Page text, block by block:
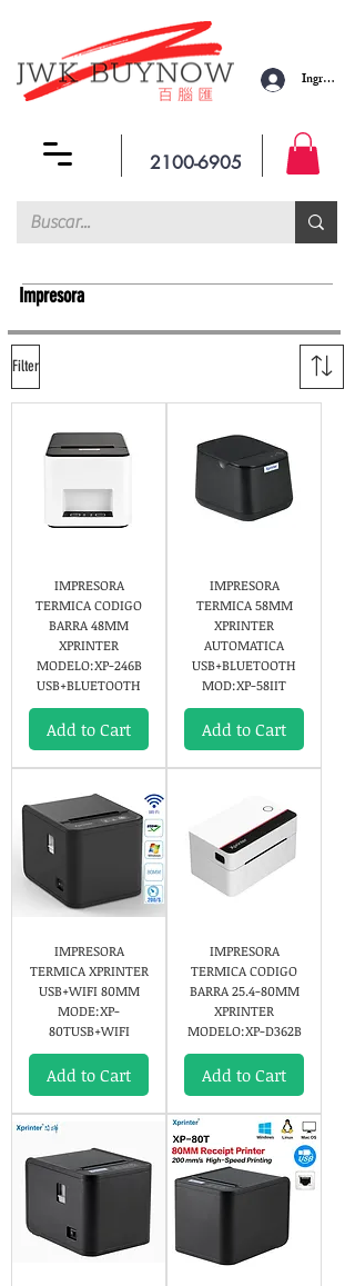
Ingresar
2100-6905
Impresora
Filter
IMPRESORA
TERMICA CODIGO
BARRA 48MM
XPRINTER
MODELO:XP-246B
USB+BLUETOOTH
Add to Cart
IMPRESORA
TERMICA 58MM
XPRINTER
AUTOMATICA
USB+BLUETOOTH
MOD:XP-58IIT
Add to Cart
IMPRESORA
TERMICA XPRINTER
USB+WIFI 80MM
MODE:XP-
80TUSB+WIFI
Add to Cart
IMPRESORA
TERMICA CODIGO
BARRA 25.4-80MM
XPRINTER
MODELO:XP-D362B
Add to Cart